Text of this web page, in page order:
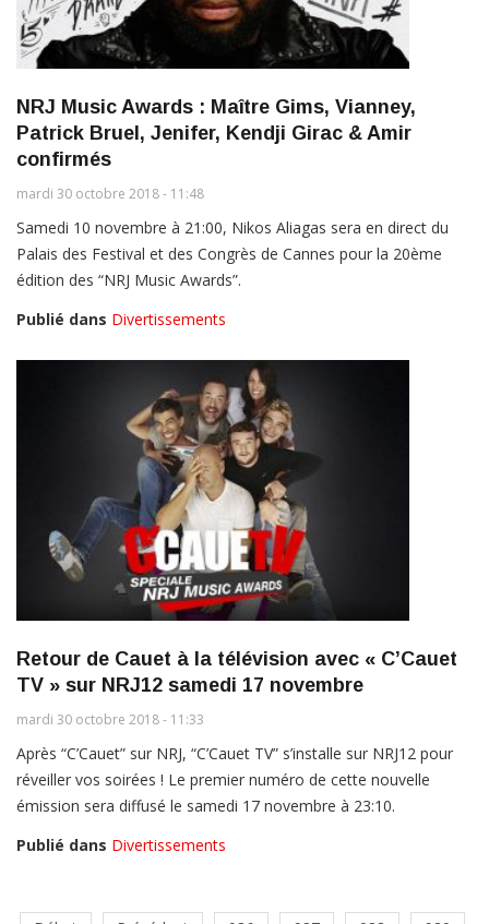
NRJ Music Awards : Maître Gims, Vianney,
Patrick Bruel, Jenifer, Kendji Girac & Amir
confirmés
mardi 30 octobre 2018 - 11:48
Samedi 10 novembre à 21:00, Nikos Aliagas sera en direct du
Palais des Festival et des Congrès de Cannes pour la 20ème
édition des “NRJ Music Awards”.
Publié dans Divertissements
Retour de Cauet à la télévision avec « C’Cauet
TV » sur NRJ12 samedi 17 novembre
mardi 30 octobre 2018 - 11:33
Après “C’Cauet” sur NRJ, “C’Cauet TV” s’installe sur NRJ12 pour
réveiller vos soirées ! Le premier numéro de cette nouvelle
émission sera diffusé le samedi 17 novembre à 23:10.
Publié dans Divertissements